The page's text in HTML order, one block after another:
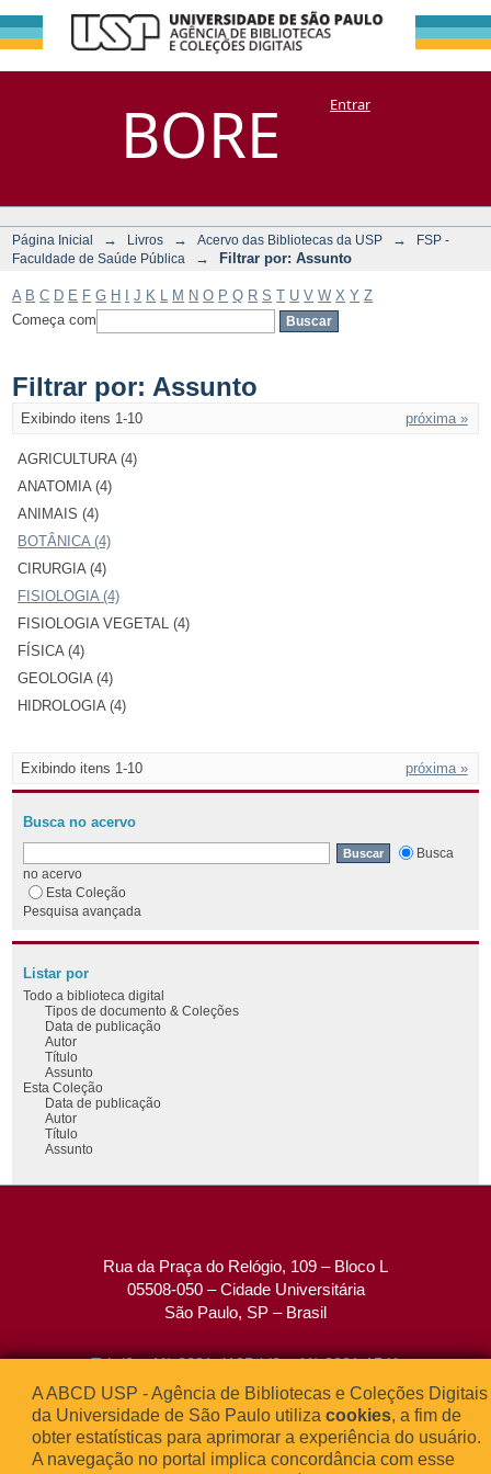
BORE
Filtrar por:
Assunto
DSpace/Manakin + CoriscoEntrar
Página Inicial → Livros → Acervo das Bibliotecas da USP →
FSP -
Faculdade de Saúde Pública
→ Filtrar por: Assunto
A B C D E F G H J K M N O P Q R S T U V W X Y Z
Começa com
Filtrar por: Assunto
Exibindo itens 1-10 próxima »
AGRICULTURA (4)
ANATOMIA (4)
ANIMAIS (4)
BOTÂNICA (4)
CIRURGIA (4)
FISIOLOGIA (4)
FISIOLOGIA VEGETAL (4)
FÍSICA (4)
GEOLOGIA (4)
HIDROLOGIA (4)
Exibindo itens 1-10 próxima »
Busca no acervo
Busca
no acervo
Esta Coleção
Pesquisa avançada
Listar por
Todo a biblioteca digital
Tipos de documento & Coleções
Data de publicação
Autor
Título
Assunto
Esta Coleção
Data de publicação
Autor
Título
Assunto
Rua da Praça do Relógio, 109 – Bloco L
05508-050 – Cidade Universitária
São Paulo, SP – Brasil
Tel: (0xx11) 3091-4195 / (0xx11) 3091-1541
Fax: (0xx11) 3091-1567
E-mail:atendimento@abcd.usp.br
A ABCD USP - Agência de Bibliotecas e Coleções Digitais
da Universidade de São Paulo utiliza cookies, a fim de
obter estatísticas para aprimorar a experiência do usuário.
A navegação no portal implica concordância com esse